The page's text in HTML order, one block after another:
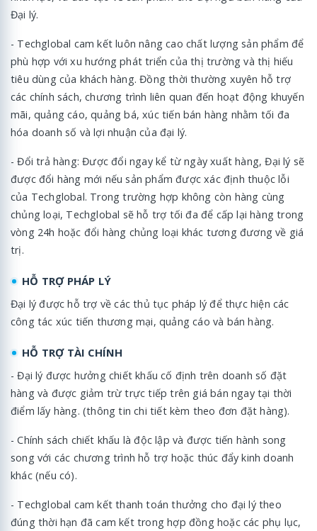
Đại lý.
- Techglobal cam kết luôn nâng cao chất lượng sản phẩm để
phù hợp với xu hướng phát triển của thị trường và thị hiếu
tiêu dùng của khách hàng. Đồng thời thường xuyên hỗ trợ
các chính sách, chương trình liên quan đến hoạt động khuyến
mãi, quảng cáo, quảng bá, xúc tiến bán hàng nhằm tối đa
hóa doanh số và lợi nhuận của đại lý.
- Đổi trả hàng: Được đổi ngay kể từ ngày xuất hàng, Đại lý sẽ
được đổi hàng mới nếu sản phẩm được xác định thuộc lỗi
của Techglobal. Trong trường hợp không còn hàng cùng
chủng loại, Techglobal sẽ hỗ trợ tối đa để cấp lại hàng trong
vòng 24h hoặc đổi hàng chủng loại khác tương đương về giá
trị.
HỖ TRỢ PHÁP LÝ
Đại lý được hỗ trợ về các thủ tục pháp lý để thực hiện các
công tác xúc tiến thương mại, quảng cáo và bán hàng.
HỖ TRỢ TÀI CHÍNH
- Đại lý được hưởng chiết khấu cố định trên doanh số đặt
hàng và được giảm trừ trực tiếp trên giá bán ngay tại thời
điểm lấy hàng. (thông tin chi tiết kèm theo đơn đặt hàng).
- Chính sách chiết khấu là độc lập và được tiến hành song
song với các chương trình hỗ trợ hoặc thúc đẩy kinh doanh
khác (nếu có).
- Techglobal cam kết thanh toán thưởng cho đại lý theo
đúng thời hạn đã cam kết trong hợp đồng hoặc các phụ lục,